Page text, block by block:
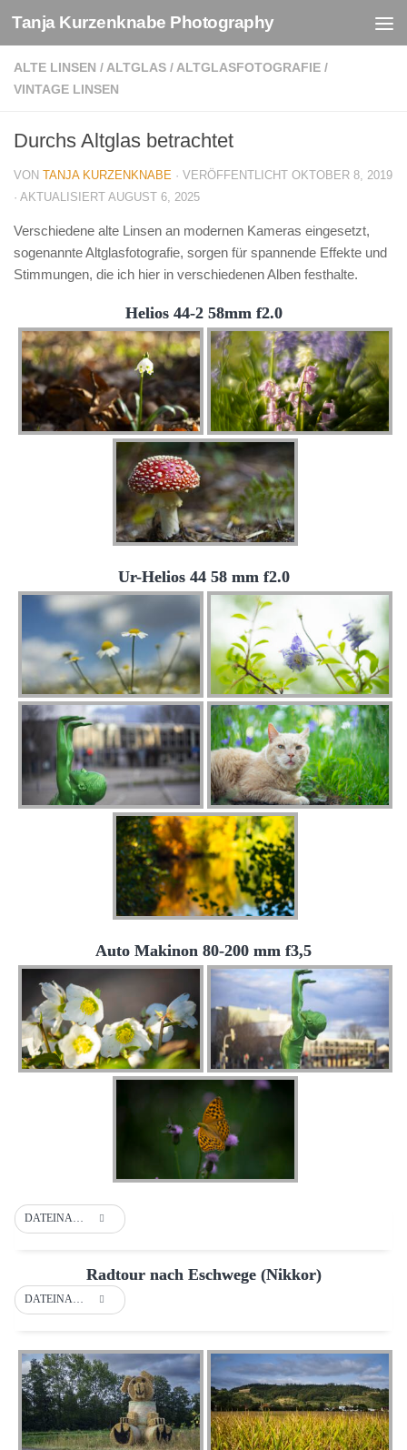
Zum Inhalt springen
Tanja Kurzenknabe Photography
ALTE LINSEN / ALTGLAS / ALTGLASFOTOGRAFIE /
VINTAGE LINSEN
Durchs Altglas betrachtet
VON TANJA KURZENKNABE · VERÖFFENTLICHT OKTOBER 8, 2019
· AKTUALISIERT AUGUST 6, 2025
Verschiedene alte Linsen an modernen Kameras eingesetzt,
sogenannte Altglasfotografie, sorgen für spannende Effekte und
Stimmungen, die ich hier in verschiedenen Alben festhalte.
Helios 44-2 58mm f2.0
Ur-Helios 44 58 mm f2.0
Auto Makinon 80-200 mm f3,5
DATEINAME
Radtour nach Eschwege (Nikkor)
DATEINAME